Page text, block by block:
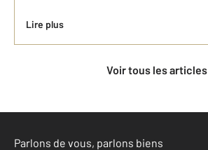
Lire plus
Voir tous les articles
Parlons de vous, parlons biens